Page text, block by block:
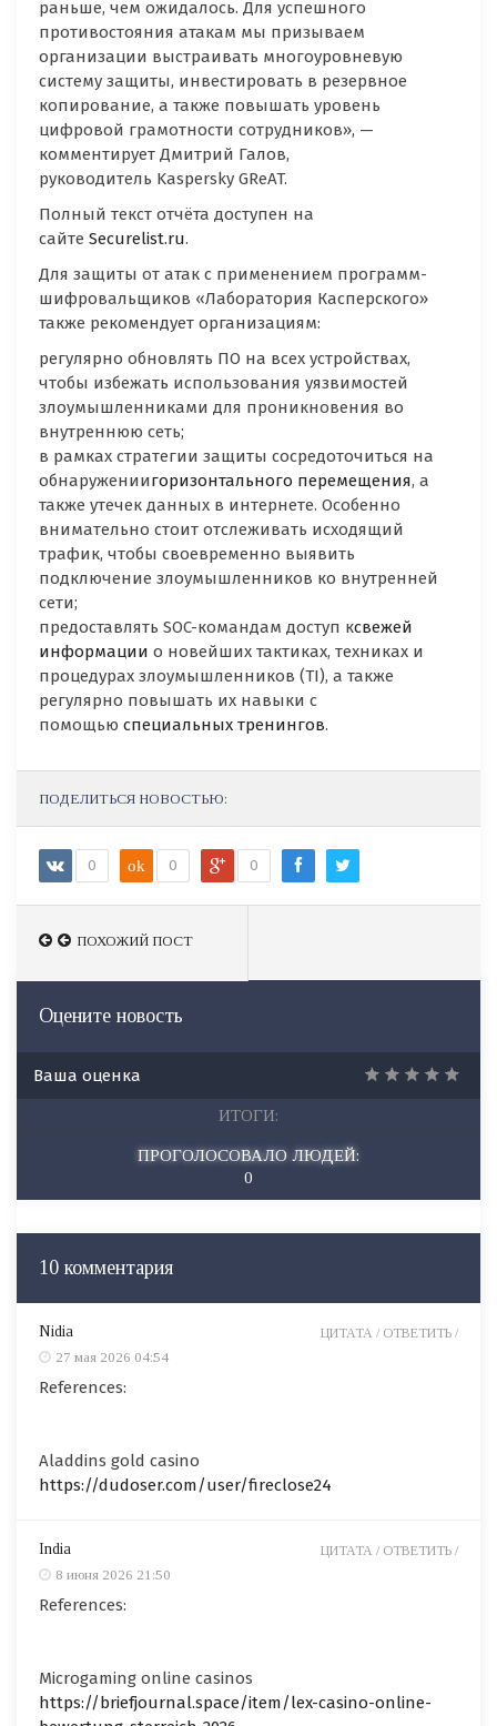
раньше, чем ожидалось. Для успешного
противостояния атакам мы призываем
организации выстраивать многоуровневую
систему защиты, инвестировать в резервное
копирование, а также повышать уровень
цифровой грамотности сотрудников», —
комментирует Дмитрий Галов,
руководитель Kaspersky GReAT.
Полный текст отчёта доступен на
сайте Securelist.ru.
Для защиты от атак с применением программ-
шифровальщиков «Лаборатория Касперского»
также рекомендует организациям:
регулярно обновлять ПО на всех устройствах,
чтобы избежать использования уязвимостей
злоумышленниками для проникновения во
внутреннюю сеть;
в рамках стратегии защиты сосредоточиться на
обнаружениигоризонтального перемещения, а
также утечек данных в интернете. Особенно
внимательно стоит отслеживать исходящий
трафик, чтобы своевременно выявить
подключение злоумышленников ко внутренней
сети;
предоставлять SOC-командам доступ ксвежей
информации о новейших тактиках, техниках и
процедурах злоумышленников (TI), а также
регулярно повышать их навыки с
помощью специальных тренингов.
ПОДЕЛИТЬСЯ НОВОСТЬЮ:
0 ok 0 0
ПОХОЖИЙ ПОСТ
ПОХОЖИЙ ПОСТ
Оцените новость
Ваша оценка
ИТОГИ:
ПРОГОЛОСОВАЛО ЛЮДЕЙ:
0
10 комментария
Nidia
27 мая 2026 04:54
References:
Aladdins gold casino
https://dudoser.com/user/fireclose24
ЦИТАТА / ОТВЕТИТЬ /
India
8 июня 2026 21:50
References:
Microgaming online casinos
https://briefjournal.space/item/lex-casino-online-
ЦИТАТА / ОТВЕТИТЬ /